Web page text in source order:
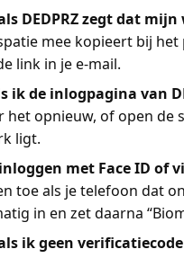
DEDPRZ zegt dat
mee kopieert bij
link in je e-mail.
ik de inlogpagina van
opnieuw, of open de
ligt.
inloggen met Face ID
toe als je telefoon dat
in en zet daarna
ik geen